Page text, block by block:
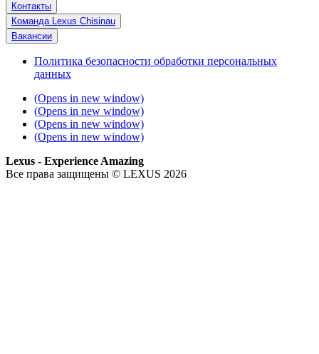
Контакты
Команда Lexus Chisinau
Вакансии
Политика безопасности обработки персональных
данных
(Opens in new window)
(Opens in new window)
(Opens in new window)
(Opens in new window)
Lexus - Experience Amazing
Все права защищены © LEXUS 2026